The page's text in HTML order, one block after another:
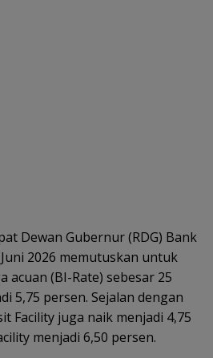
Dewan Gubernur (RDG) Bank
2026 memutuskan untuk
acuan (BI-Rate) sebesar 25
5,75 persen. Sejalan dengan
Facility juga naik menjadi 4,75
menjadi 6,50 persen.